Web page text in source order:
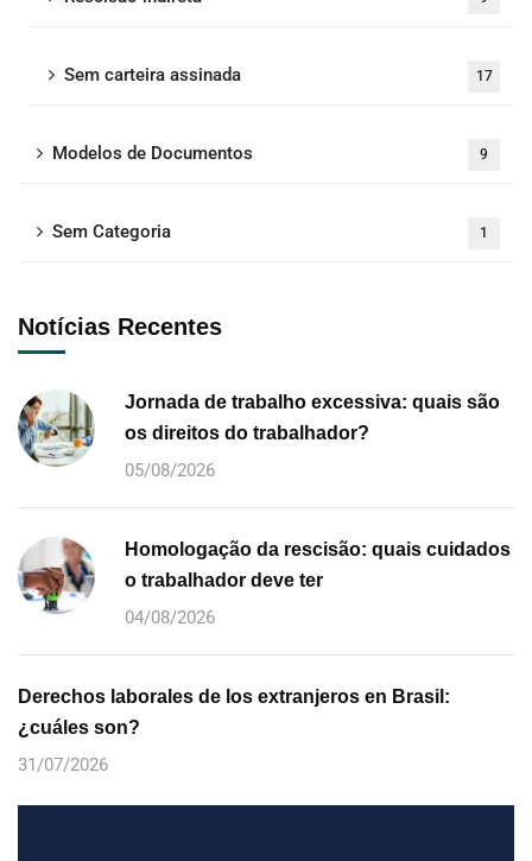
Sem carteira assinada 17
Modelos de Documentos 9
Sem Categoria 1
Notícias Recentes
Jornada de trabalho excessiva: quais são
os direitos do trabalhador?
05/08/2026
Homologação da rescisão: quais cuidados
o trabalhador deve ter
04/08/2026
Derechos laborales de los extranjeros en Brasil:
¿cuáles son?
31/07/2026